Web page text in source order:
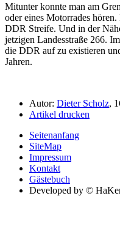
Mitunter konnte man am
oder eines Motorrades
DDR Streife. Und in der
jetzigen Landesstraße 266.
die DDR auf zu existieren
Jahren.
Autor: Dieter Scholz,
Artikel drucken
Seitenanfang
SiteMap
Impressum
Kontakt
Gästebuch
Developed by ©